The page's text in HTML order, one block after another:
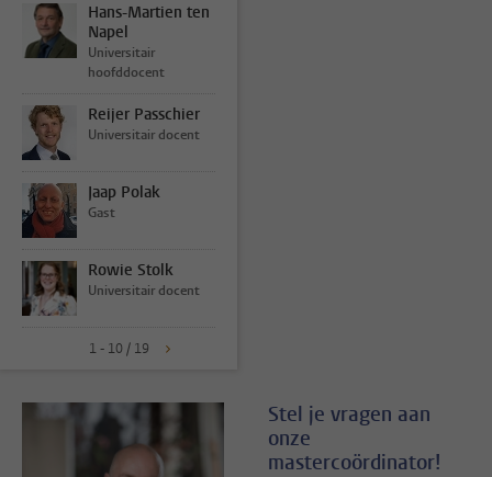
Hans-Martien ten
Napel
Universitair
hoofddocent
Reijer Passchier
Universitair docent
Jaap Polak
Gast
Rowie Stolk
Universitair docent
1 - 10 / 19
Stel je vragen aan
onze
mastercoördinator!